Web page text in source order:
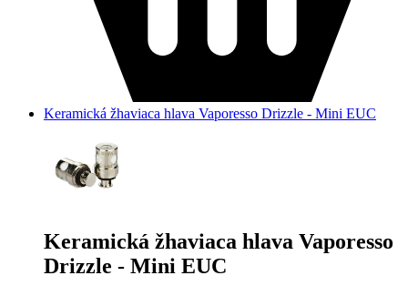
Keramická žhaviaca hlava Vaporesso Drizzle - Mini EUC
Keramická žhaviaca hlava Vaporesso
Drizzle - Mini EUC